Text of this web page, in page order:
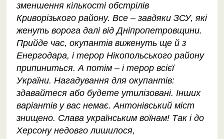
зменшення кількості обстрілів
Криворізького району. Все – завдяки ЗСУ, які
женуть ворога далі від Дніпропетровщини.
Прийде час, окупантів виженуть ще й з
Енергодара, і терор Нікопольського району
припиниться. А потім – і терор всієї
України. Нагадування для окупантів:
здавайтеся або будете утилізовані. Інших
варіантів у вас немає. Антонівський міст
знищено. Слава українським воїнам! Так і до
Херсону недовго лишилося,